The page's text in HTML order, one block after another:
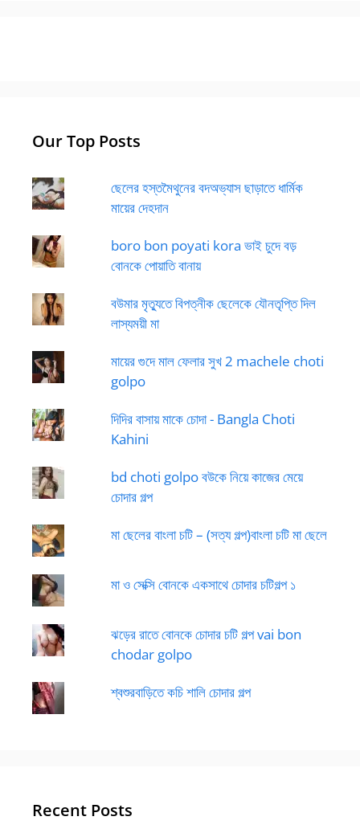
Our Top Posts
ছেলের হস্তমৈথুনের বদঅভ্যাস ছাড়াতে ধার্মিক
মায়ের দেহদান
boro bon poyati kora ভাই চুদে বড়
বোনকে পোয়াতি বানায়
বউমার মৃত্যুতে বিপত্নীক ছেলেকে যৌনতৃপ্তি দিল
লাস্যময়ী মা
মায়ের গুদে মাল ফেলার সুখ 2 machele choti
golpo
দিদির বাসায় মাকে চোদা - Bangla Choti
Kahini
bd choti golpo বউকে নিয়ে কাজের মেয়ে
চোদার গল্প
মা ছেলের বাংলা চটি – (সত্য গল্প)বাংলা চটি মা ছেলে
মা ও সেক্সি বোনকে একসাথে চোদার চটিগল্প ১
ঝড়ের রাতে বোনকে চোদার চটি গল্প vai bon
chodar golpo
শ্বশুরবাড়িতে কচি শালি চোদার গল্প
Recent Posts